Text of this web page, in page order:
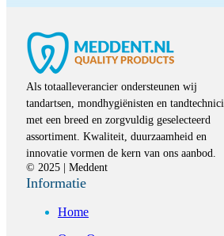
Als totaalleverancier ondersteunen wij
tandartsen, mondhygiënisten en tandtechnici
met een breed en zorgvuldig geselecteerd
assortiment. Kwaliteit, duurzaamheid en
innovatie vormen de kern van ons aanbod.
© 2025 | Meddent
Informatie
Home